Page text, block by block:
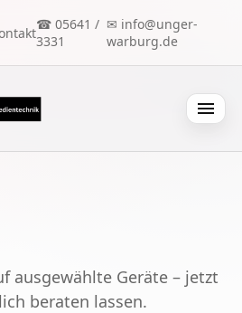
☎ 05641 /
3331
✉ info@unger-
warburg.de
Menü
ausgewählte Geräte – jetzt
beraten lassen.